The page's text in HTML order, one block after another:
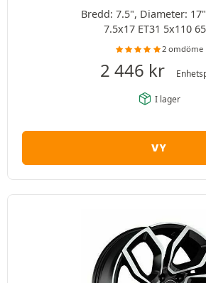
Bredd: 7.5", Diameter:
7.5x17 ET31 5x110
2 omdöme
2 446 kr
I lager
VY